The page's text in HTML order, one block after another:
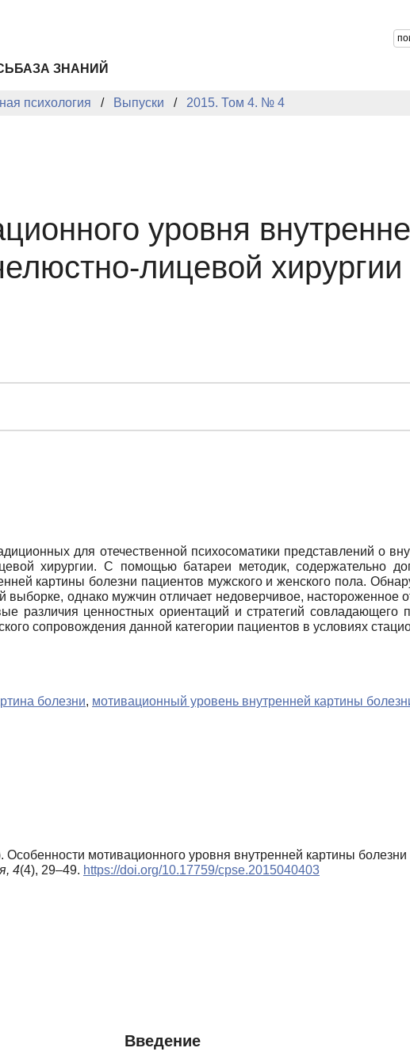
БАЗА ЗНАНИЙ
психология Выпуски 2015. Том 4. № 4
уровня
лицевой хирургии
для отечественной психосоматики представлений о
хирургии. С помощью батареи методик, содержательно
картины болезни пациентов мужского и женского пола.
однако мужчин отличает недоверчивое, настороженное
ценностных ориентаций и стратегий совладающего
сопровождения данной категории пациентов в условиях
болезни, мотивационный уровень внутренней картины
мотивационного уровня внутренней картины
4(4), 29–49. https://doi.org/10.17759/cpse.2015040403
Введение